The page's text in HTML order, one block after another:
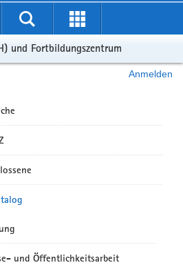
und Fortbildungszentrum
Anmelden
und Öffentlichkeitsarbeit